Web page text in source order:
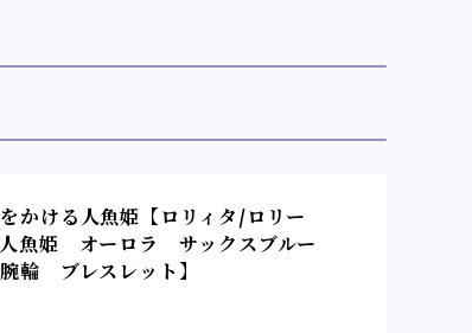
かける人魚姫【ロリィタ/ロリー
魚姫 オーロラ サックスブルー
輪 ブレスレット】